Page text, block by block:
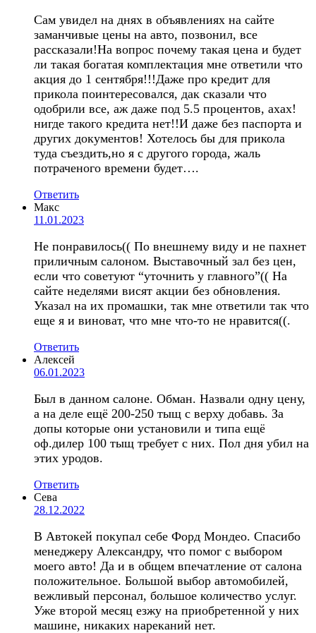
Сам увидел на днях в объявлениях на сайте
заманчивые цены на авто, позвонил, все
рассказали!На вопрос почему такая цена и будет
ли такая богатая комплектация мне ответили что
акция до 1 сентября!!!Даже про кредит для
прикола поинтересовался, дак сказали что
одобрили все, аж даже под 5.5 процентов, ахах!
нигде такого кредита нет!!И даже без паспорта и
других документов! Хотелось бы для прикола
туда съездить,но я с другого города, жаль
потраченого времени будет….
Ответить
Макс
11.01.2023
Не понравилось(( По внешнему виду и не пахнет
приличным салоном. Выставочный зал без цен,
если что советуют “уточнить у главного”(( На
сайте неделями висят акции без обновления.
Указал на их промашки, так мне ответили так что
еще я и виноват, что мне что-то не нравится((.
Ответить
Алексей
06.01.2023
Был в данном салоне. Обман. Назвали одну цену,
а на деле ещё 200-250 тыщ с верху добавь. За
допы которые они установили и типа ещё
оф.дилер 100 тыщ требует с них. Пол дня убил на
этих уродов.
Ответить
Сева
28.12.2022
В Автокей покупал себе Форд Мондео. Спасибо
менеджеру Александру, что помог с выбором
моего авто! Да и в общем впечатление от салона
положительное. Большой выбор автомобилей,
вежливый персонал, большое количество услуг.
Уже второй месяц езжу на приобретенной у них
машине, никаких нареканий нет.